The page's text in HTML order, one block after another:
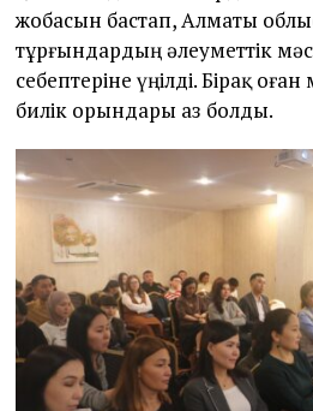
жобасын бастап, Алматы
тұрғындардың әлеуметтік
себептеріне үңілді. Бірақ
билік орындары аз болды.